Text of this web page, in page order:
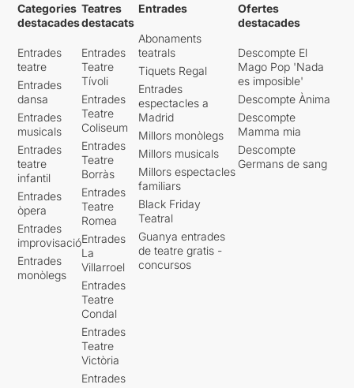
Categories
destacades
Entrades
teatre
Entrades
dansa
Entrades
musicals
Entrades
teatre
infantil
Entrades
òpera
Entrades
improvisació
Entrades
monòlegs
Teatres
destacats
Entrades
Teatre
Tívoli
Entrades
Teatre
Coliseum
Entrades
Teatre
Borràs
Entrades
Teatre
Romea
Entrades
La
Villarroel
Entrades
Teatre
Condal
Entrades
Teatre
Victòria
Entrades
Entrades
Abonaments
teatrals
Tiquets Regal
Entrades
espectacles a
Madrid
Millors monòlegs
Millors musicals
Millors espectacles
familiars
Black Friday
Teatral
Guanya entrades
de teatre gratis -
concursos
Ofertes
destacades
Descompte El
Mago Pop 'Nada
es imposible'
Descompte Ànima
Descompte
Mamma mia
Descompte
Germans de sang